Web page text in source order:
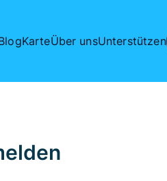
KarteÜber unsUnterstützen